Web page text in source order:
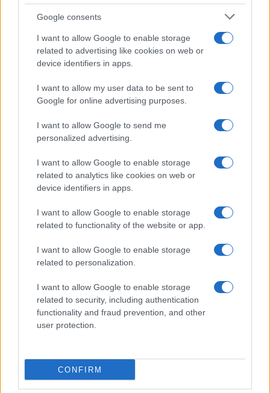
Google consents
I want to allow Google to enable storage
related to advertising like cookies on web or
device identifiers in apps.
I want to allow my user data to be sent to
Google for online advertising purposes.
I want to allow Google to send me
personalized advertising.
I want to allow Google to enable storage
related to analytics like cookies on web or
device identifiers in apps.
I want to allow Google to enable storage
related to functionality of the website or app.
I want to allow Google to enable storage
related to personalization.
I want to allow Google to enable storage
related to security, including authentication
functionality and fraud prevention, and other
user protection.
CONFIRM
NECROLOGIE
Mario Malu
Paolo Pinna
Martina Agostina Diturco
I nostri cari